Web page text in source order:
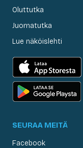
Oluttutka
Juomatutka
Lue näköislehti
SEURAA MEITÄ
Facebook